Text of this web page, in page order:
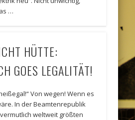
…
HÜTTE:
GOES LEGALITÄT!
Von wegen! Wenn es
In der Beamtenrepublik
weltweit größten